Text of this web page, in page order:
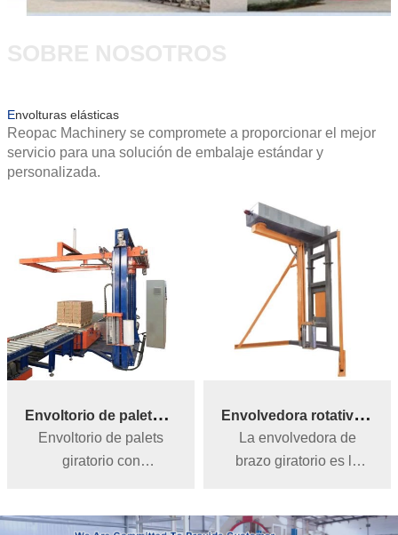
Envolturas elásticas
Reopac Machinery se compromete a proporcionar el mejor
servicio para una solución de embalaje estándar y
personalizada.
E
nvoltorio de palets giratorio con dispensador de hojas
Envoltorio de palets
giratorio con
superior sobre el palet.
E
nvolvedora rotativa de brazo semiautomático
La envolvedora de
brazo giratorio es la
máquina ocupa poco